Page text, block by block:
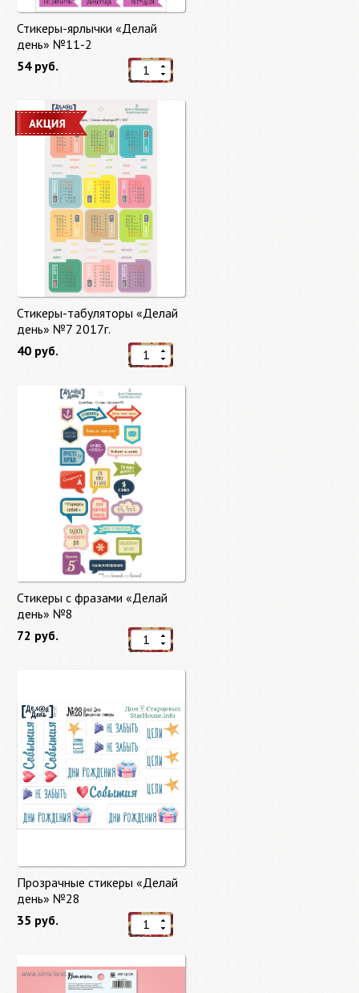
Стикеры-ярлычки «Делай
день» №11-2
54 руб.
Стикеры-табуляторы «Делай
день» №7 2017г.
40 руб.
Стикеры с фразами «Делай
день» №8
72 руб.
Прозрачные стикеры «Делай
день» №28
35 руб.